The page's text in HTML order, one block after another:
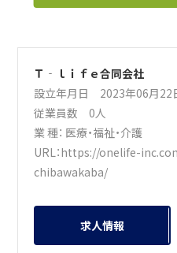
間としての本質的にもっと
障がいがあることで人間の
る方がいます。もちろん、各
を実現したくても難しい環境
はその可能性を開花させるた
性を大切に育み、夢を実現さ
環境を整えます。その手助け
ています。ぜひわたしたちと
う。それでは、皆さんとお会
ています。
Ｔ‐ｌｉｆｅ合同会社
設立年月日 2023年06月
従業員数 0人
業 種： 医療・福祉・介護
URL：https://onelife-
chibawakaba/
求人情報